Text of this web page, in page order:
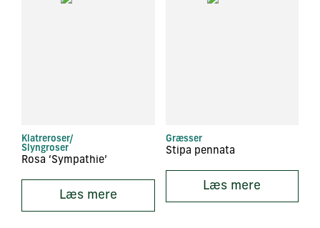
Klatreroser/
Slyngroser
Rosa ‘Sympathie’
Læs mere
Græsser
Stipa pennata
Læs mere